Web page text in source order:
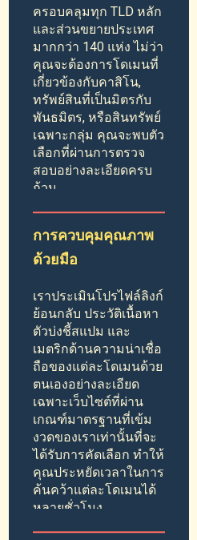
ครอบคลุมทุก TLD หลัก
และส่วนขยายประเทศ
มากกว่า 140 แห่ง ไม่ว่า
คุณจะต้องการโดเมนที่
เกี่ยวข้องกับคาสิโน,
ทรัพย์สินที่เป็นมิตรกับ
พันธมิตร, หรือสินทรัพย์
เฉพาะกลุ่ม คุณจะพบตัว
เลือกที่ผ่านการตรวจ
สอบอย่างละเอียดครบ
ถ้วน
การควบคุมคุณภาพ
ด้วยมือ
เราประเมินโปรไฟล์ลิงก์
ย้อนกลับ ประวัติเนื้อหา
ตัวบ่งชี้สแปม และ
เมตริกด้านความน่าเชื่อ
ถือของแต่ละโดเมนด้วย
ตนเองอย่างละเอียด
เฉพาะเว็บไซต์ที่ผ่าน
เกณฑ์มาตรฐานที่เข้ม
งวดของเราเท่านั้นที่จะ
ได้รับการคัดเลือก ทำให้
คุณประหยัดเวลาในการ
ค้นคว้าแต่ละโดเมนได้
หลายชั่วโมง